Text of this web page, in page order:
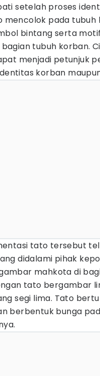
setelah proses
pada tubuh
bintang serta
tubuh korban.
menjadi petunjuk
korban
tato tersebut
didalami pihak
mahkota di
tato bergambar
segi lima. Tato
berbentuk bunga